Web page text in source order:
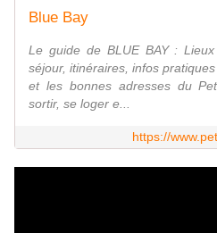
Blue Bay
Le guide de BLUE BAY :
séjour, itinéraires, infos
et les bonnes adresses du
sortir, se loger e...
https://